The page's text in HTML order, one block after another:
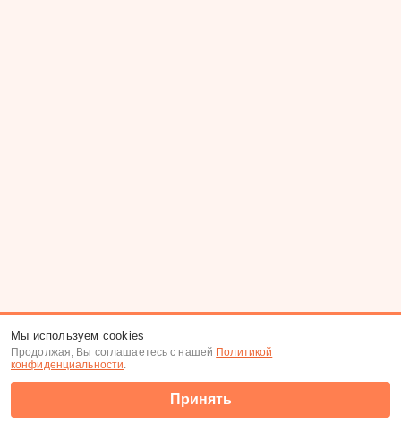
Мы используем cookies
Продолжая, Вы соглашаетесь с нашей Политикой
конфиденциальности.
Принять